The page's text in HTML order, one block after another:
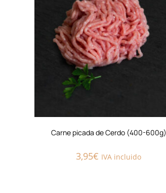
Carne picada de Cerdo (400-600g)
3,95€ IVA incluido